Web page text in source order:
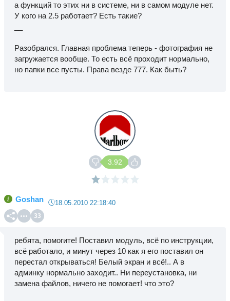
а функций то этих ни в системе, ни в самом модуле нет.
У кого на 2.5 работает? Есть такие?
Разобрался. Главная проблема теперь - фотография не
загружается вообще. То есть всё проходит нормально,
но папки все пусты. Права везде 777. Как быть?
3.92
Goshan 18.05.2010 22:18:40
33
ребята, помогите! Поставил модуль, всё по инструкции,
всё работало, и минут через 10 как я его поставил он
перестал открываться! Белый экран и всё!.. А в
админку нормально заходит.. Ни переустановка, ни
замена файлов, ничего не помогает! что это?